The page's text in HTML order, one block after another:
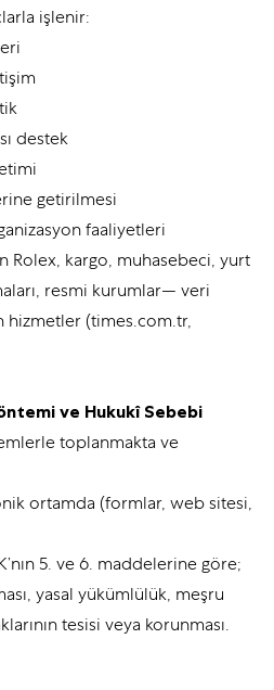
işlenir:
destek
getirilmesi
faaliyetleri
Rolex, kargo, muhasebeci, yurt
resmi kurumlar— veri
hizmetler (times.com.tr,
ve Hukukî Sebebi
toplanmakta ve
ortamda (formlar, web sitesi,
5. ve 6. maddelerine göre;
yasal yükümlülük, meşru
tesisi veya korunması.